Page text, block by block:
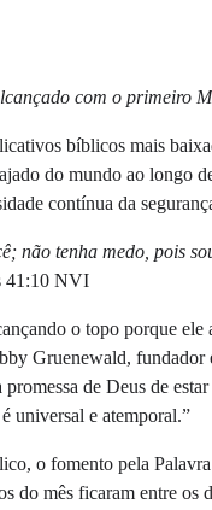
com o primeiro
bíblicos mais
do mundo ao longo
contínua da
não tenha medo, pois
41:10 NVI
o topo porque ele
Gruenewald,
promessa de Deus de
universal e atemporal.”
o fomento pela
do mês ficaram entre os